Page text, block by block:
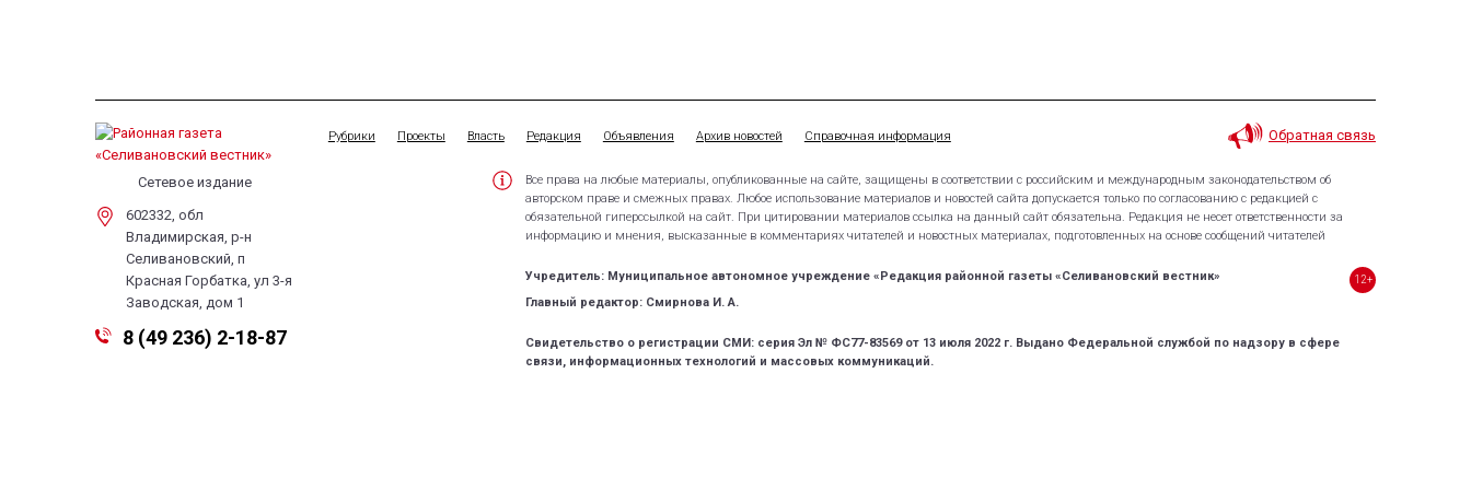
Сетевое издание
602332, обл
Владимирская, р-н
Селивановский, п
Красная Горбатка, ул 3-я
Заводская, дом 1
8 (49 236) 2-18-87
Рубрики Проекты Власть Редакция Объявления Архив новостей Справочная информация Обратная связь
Все права на любые материалы, опубликованные на сайте, защищены в соответствии с российским и международным законодательством об
авторском праве и смежных правах. Любое использование материалов и новостей сайта допускается только по согласованию с редакцией с
обязательной гиперссылкой на сайт. При цитировании материалов ссылка на данный сайт обязательна. Редакция не несет ответственности за
информацию и мнения, высказанные в комментариях читателей и новостных материалах, подготовленных на основе сообщений читателей
Учредитель: Муниципальное автономное учреждение «Редакция районной газеты «Селивановский вестник» 12+
Главный редактор: Смирнова И. А.
Свидетельство о регистрации СМИ: серия Эл № ФС77-83569 от 13 июля 2022 г. Выдано Федеральной службой по надзору в сфере
связи, информационных технологий и массовых коммуникаций.